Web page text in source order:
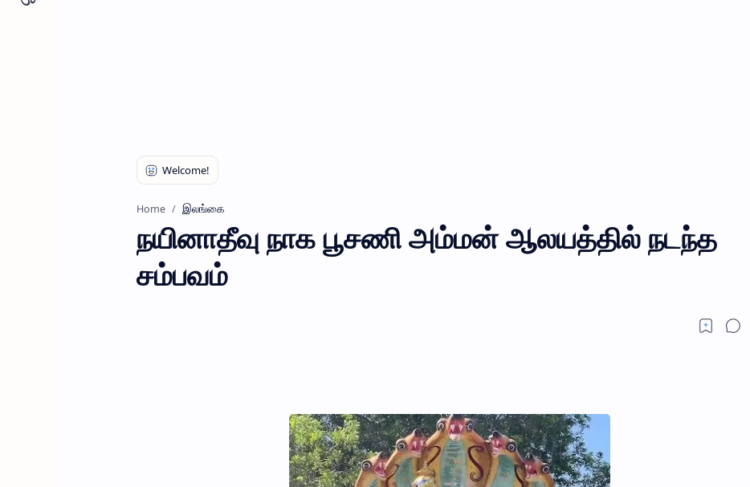
Home இலங்கை
நயினாதீவு நாக பூசணி அம்மன் ஆலயத்தில் நடந்த
சம்பவம்